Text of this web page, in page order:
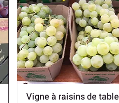
Vigne à raisins de table